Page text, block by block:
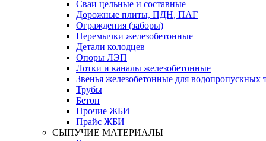
Сваи цельные и составные
Дорожные плиты, ПДН, ПАГ
Ограждения (заборы)
Перемычки железобетонные
Детали колодцев
Опоры ЛЭП
Лотки и каналы железобетонные
Звенья железобетонные для водопропускных
Трубы
Бетон
Прочие ЖБИ
Прайс ЖБИ
СЫПУЧИЕ МАТЕРИАЛЫ